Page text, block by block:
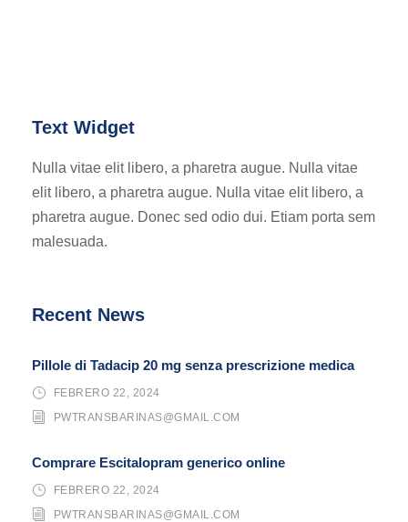
Text Widget
Nulla vitae elit libero, a pharetra augue. Nulla vitae
elit libero, a pharetra augue. Nulla vitae elit libero, a
pharetra augue. Donec sed odio dui. Etiam porta sem
malesuada.
Recent News
Pillole di Tadacip 20 mg senza prescrizione medica
FEBRERO 22, 2024
PWTRANSBARINAS@GMAIL.COM
Comprare Escitalopram generico online
FEBRERO 22, 2024
PWTRANSBARINAS@GMAIL.COM